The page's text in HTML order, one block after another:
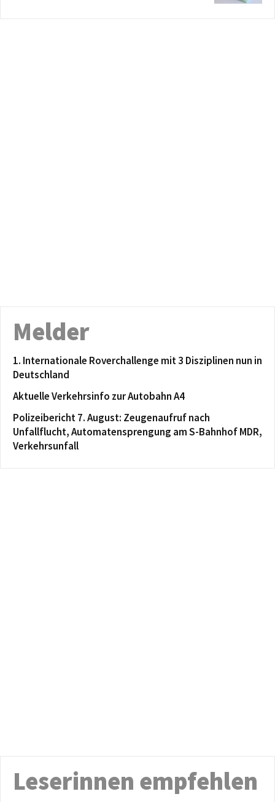
Melder
1. Internationale Roverchallenge mit 3 Disziplinen nun in
Deutschland
Aktuelle Verkehrsinfo zur Autobahn A4
Polizeibericht 7. August: Zeugenaufruf nach
Unfallflucht, Automatensprengung am S-Bahnhof MDR,
Verkehrsunfall
Leserinnen empfehlen